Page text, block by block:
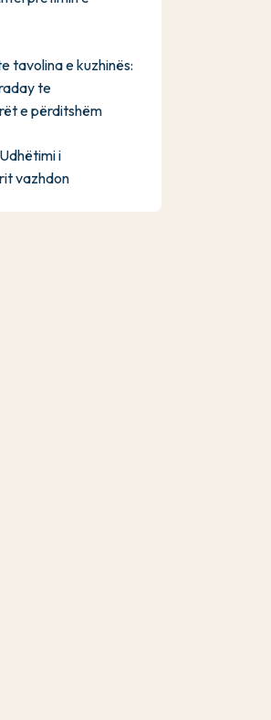
tavolina e kuzhinës:
te
e përditshëm
i
vazhdon